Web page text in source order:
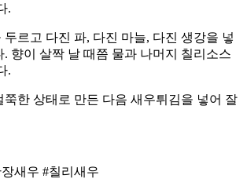
.
두르고 다진 파, 다진 마늘, 다진 생강을 넣
. 향이 살짝 날 때쯤 물과 나머지 칠리소스
.
쭉한 상태로 만든 다음 새우튀김을 넣어 잘
새우 #칠리새우